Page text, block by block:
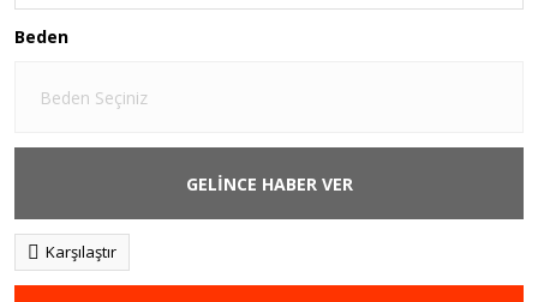
Beden
GELİNCE HABER VER
Karşılaştır